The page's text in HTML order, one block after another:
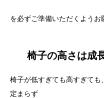
を必ずご準備いただくようお
椅子の高さは成
椅子が低すぎても高すぎて
定まらず